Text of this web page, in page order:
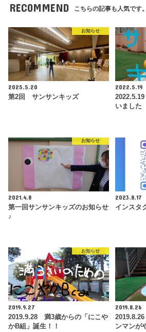
RECOMMEND こちらの記事も人気です。
お知らせ
2025.5.20
第2回 サンサンキッズ
2022.5.19
いました
お知らせ
2021.4.8
第一回サンサンキッズのお知らせ
♪
2023.8.17
インスタ
お知らせ
2019.9.27
2019.9.28 満3歳からの「にこや
かB組」誕生！！
2019.8.26
ンマンが